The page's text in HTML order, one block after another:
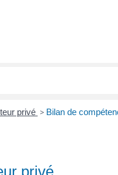
privé > Bilan de
privé